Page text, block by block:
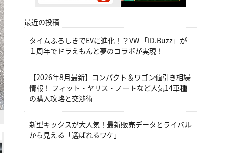
最近の投稿
タイムふろしきでEVに進化！？VW 「ID.Buzz」が
１周年でドラえもんと夢のコラボが実現！
【2026年8月最新】コンパクト＆ワゴン値引き相場
情報！ フィット・ヤリス・ノートなど人気14車種
の購入攻略と交渉術
新型キックスが大人気！最新販売データとライバル
から見える「選ばれるワケ」